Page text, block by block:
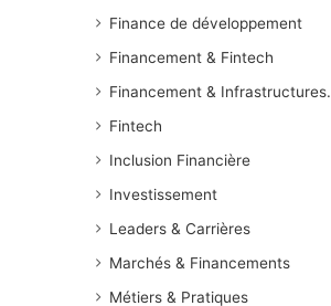
Finance de développement
Financement & Fintech
Financement & Infrastructures.
Fintech
Inclusion Financière
Investissement
Leaders & Carrières
Marchés & Financements
Métiers & Pratiques